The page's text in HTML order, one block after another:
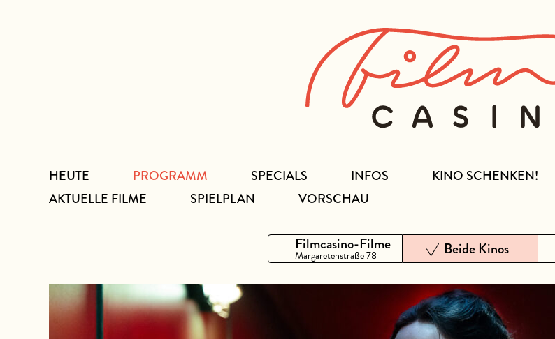
HEUTE
PROGRAMM
AKTUELLE FILME
SPIELPLAN VORSCHAU
SPECIALS INFOS KINO SCHENKEN!
Filmcasino-Filme
Margaretenstraße 78 Beide Kinos